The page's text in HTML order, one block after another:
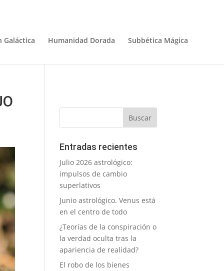
Galáctica Humanidad Dorada
Subbética Mágica
Entradas recientes
Julio 2026 astrológico:
impulsos de cambio
superlativos
Junio astrológico. Venus está
en el centro de todo
¿Teorías de la conspiración o
la verdad oculta tras la
apariencia de realidad?
El robo de los bienes